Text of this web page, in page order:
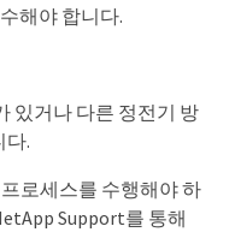
해야 합니다.
있거나 다른 정전기 방
다.
로세스를 수행해야 하
Support를 통해